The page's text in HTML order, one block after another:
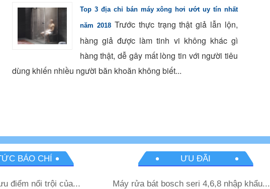
Top 3 địa chỉ bán máy xông hơi ướt uy tín nhất
năm 2018Trước thực trạng thật giả lẫn lộn,
hàng giả được làm tinh vi không khác gì
hàng thật, dễ gây mất lòng tin với người tiêu
dùng khiến nhiều người băn khoăn không biết...
BÁO CHÍ
điểm nổi trội của...
ƯU ĐÃI
Máy rửa bát bosch seri 4,6,8 nhập khẩu...